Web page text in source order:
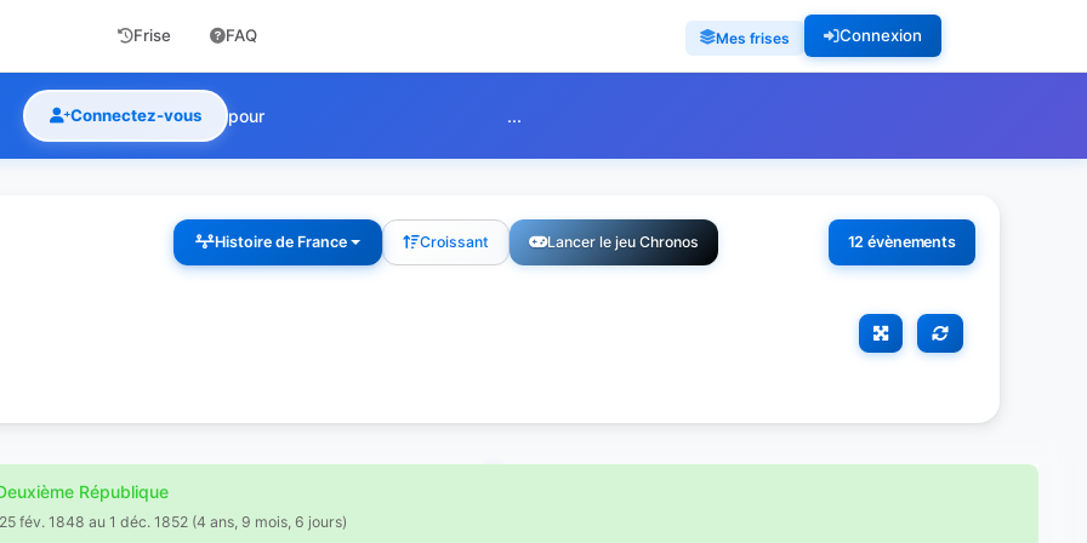
Mes frises Connexion
Frise FAQ
Connectez-vous pour ...
12 évènements
Histoire de France Croissant Lancer le jeu Chronos
République
fév. 1848 au 1 déc. 1852 (4 ans, 9 mois, 6 jours)